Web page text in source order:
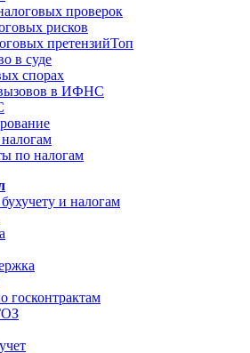
проверок
рисков
претензийТоп
в суде
спорах
в ИФНС
по налогам
и налогам
госконтрактам